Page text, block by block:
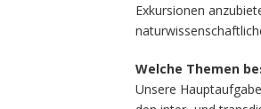
Exkursionen
Welche Themen
Unsere